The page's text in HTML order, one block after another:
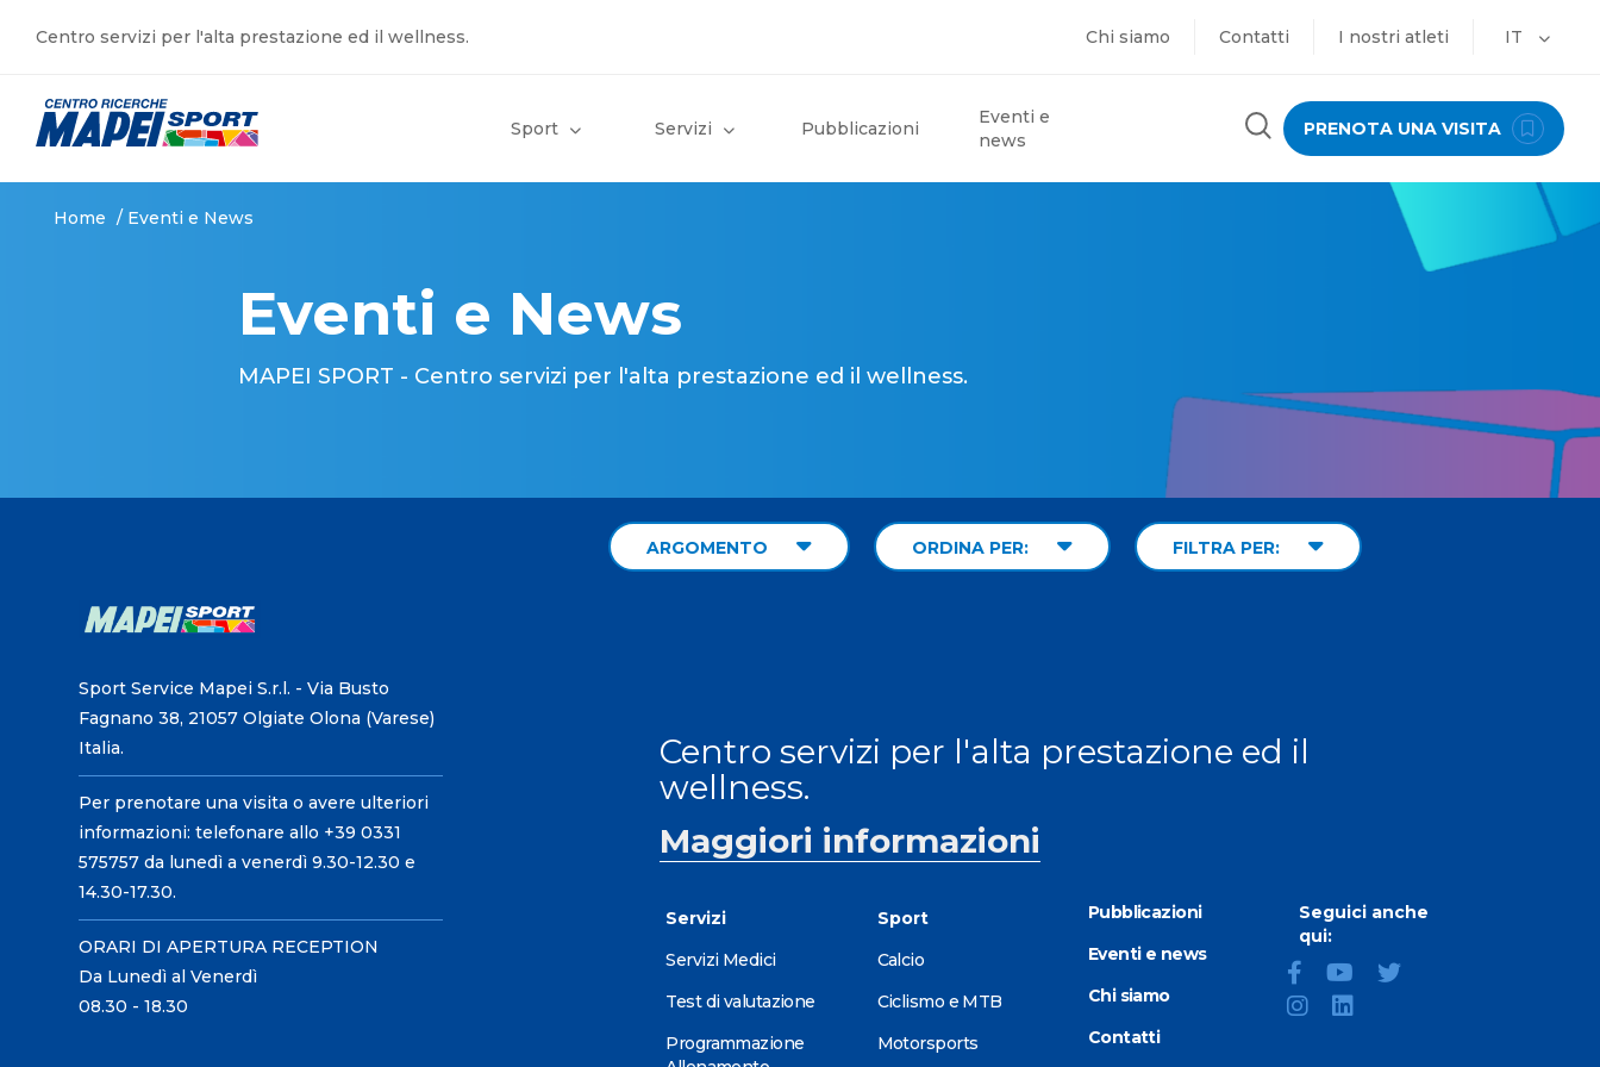
Centro servizi per l'alta prestazione ed il wellness. Chi siamo Contatti I nostri atleti IT
Sport Servizi Pubblicazioni
Eventi e
news
PRENOTA UNA VISITA
Home / Eventi e News
Eventi e News
MAPEI SPORT - Centro servizi per l'alta prestazione ed il wellness.
ARGOMENTO ORDINA PER: FILTRA PER:
Sport Service Mapei S.r.l. - Via Busto
Fagnano 38, 21057 Olgiate Olona (Varese)
Italia.
Per prenotare una visita o avere ulteriori
informazioni: telefonare allo +39 0331
575757 da lunedì a venerdì 9.30-12.30 e
14.30-17.30.
ORARI DI APERTURA RECEPTION
Da Lunedì al Venerdì
08.30 - 18.30
Centro servizi per l'alta prestazione ed il
wellness.
Maggiori informazioni
Servizi
Servizi Medici
Test di valutazione
Programmazione
Sport
Calcio
Ciclismo e MTB
Motorsports
Pubblicazioni
Eventi e news
Chi siamo
Contatti
Seguici anche
qui: